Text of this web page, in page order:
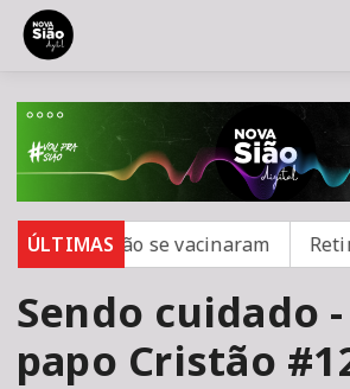
ÚLTIMAS
16 não se vacinaram
Sendo cuidado
papo Cristão